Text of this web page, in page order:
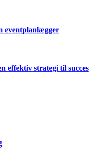
eventplanlægger
effektiv strategi til succes